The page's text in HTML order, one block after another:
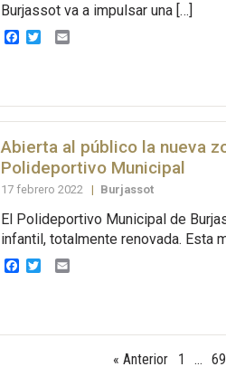
Burjassot va a impulsar una […]
Facebook
TwitterEmail
Abierta al público la nueva
Polideportivo Municipal
17 febrero 2022 | Burjassot
El Polideportivo Municipal de
infantil, totalmente renovada. Esta
Facebook
TwitterEmail
« Anterior 1 …